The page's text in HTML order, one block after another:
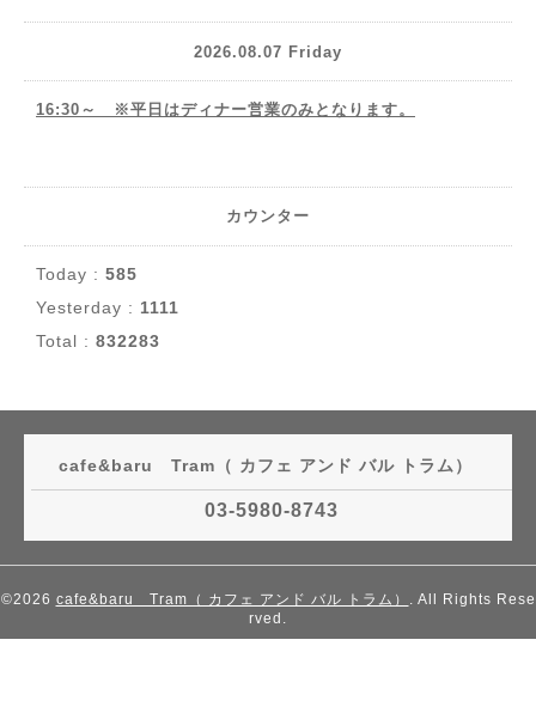
2026.08.07 Friday
16:30～ ※平日はディナー営業のみとなります。
カウンター
Today : 585
Yesterday : 1111
Total : 832283
cafe&baru Tram（ カフェ アンド バル トラム）
03-5980-8743
©2026 cafe&baru Tram（ カフェ アンド バル トラム）
. All Rights Rese
rved.